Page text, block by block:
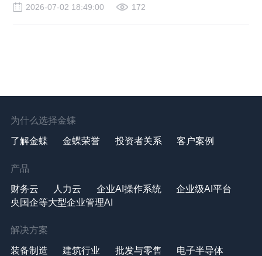
2026-07-02 18:49:00 172
为什么选择金蝶
了解金蝶 金蝶荣誉 投资者关系 客户案例
产品
财务云 人力云 企业AI操作系统
企业级AI平台
央国企等大型企业管理AI
解决方案
装备制造 建筑行业 批发与零售 电子半导体